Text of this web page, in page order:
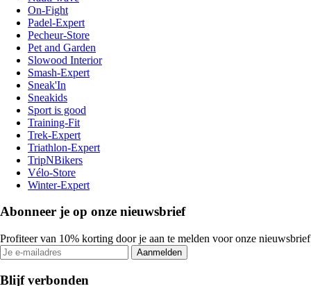
On-Fight
Padel-Expert
Pecheur-Store
Pet and Garden
Slowood Interior
Smash-Expert
Sneak'In
Sneakids
Sport is good
Training-Fit
Trek-Expert
Triathlon-Expert
TripNBikers
Vélo-Store
Winter-Expert
Abonneer je op onze nieuwsbrief
Profiteer van 10% korting door je aan te melden voor onze nieuwsbrief
Aanmelden
Blijf verbonden